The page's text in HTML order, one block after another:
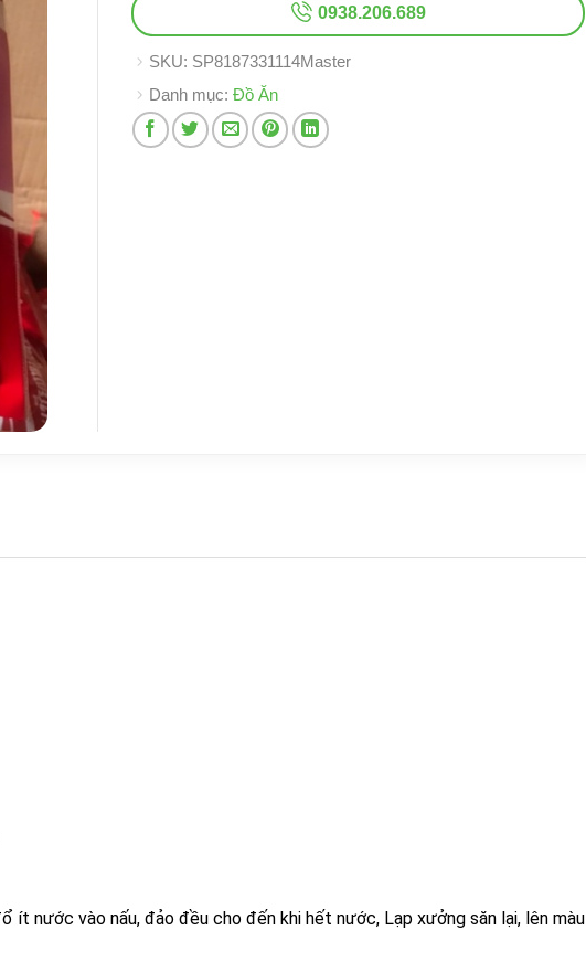
0938.206.689
SKU: SP8187331114Master
Danh mục: Đồ Ăn
nước vào nấu, đảo đều cho đến khi hết nước, Lạp xưởng săn lại, lên màu